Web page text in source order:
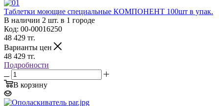
Таблетки моющие специальные КОМПОНЕНТ 100шт в упак.
В наличии 2 шт. в 1 городе
Код: 00-00016250
48 429 тг.
Варианты цен
48 429 тг.
Подробности
В корзину